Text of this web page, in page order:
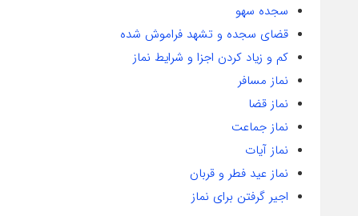
سجده سهو
قضای سجده و تشهد فراموش شده
کم و زیاد کردن اجزا و شرایط نماز
نماز مسافر
نماز قضا
نماز جماعت
نماز آیات
نماز عید فطر و قربان
اجیر گرفتن برای نماز